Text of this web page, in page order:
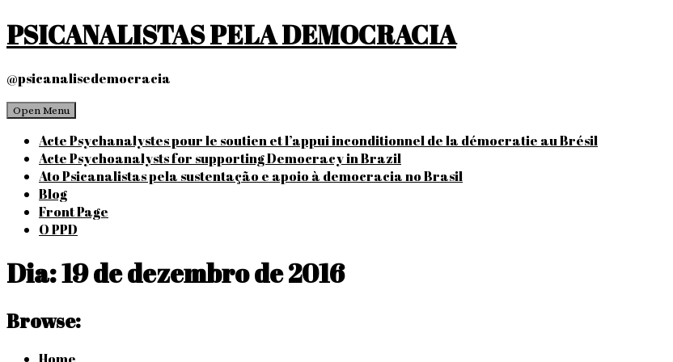
Skip
to
PSICANALISTAS PELA DEMOCRACIA
@psicanalisedemocracia
Open Menu
Acte Psychanalystes pour le soutien et l’appui inconditionnel de la démocratie au Brésil
Acte Psychoanalysts for supporting Democracy in Brazil
Ato Psicanalistas pela sustentação e apoio à democracia no Brasil
Blog
Front Page
O PPD
Dia:19 de dezembro de 2016
Browse: